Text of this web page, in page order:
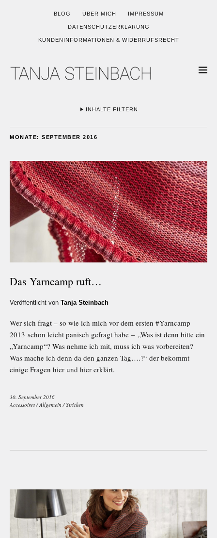
BLOG ÜBER MICH IMPRESSUM
DATENSCHUTZERKLÄRUNG
KUNDENINFORMATIONEN & WIDERRUFSRECHT
INHALTE FILTERN
MONATE: SEPTEMBER 2016
Das Yarncamp ruft…
Veröffentlicht von Tanja Steinbach
Wer sich fragt – so wie ich mich vor dem ersten #Yarncamp
2013 schon leicht panisch gefragt habe – „Was ist denn bitte ein
„Yarncamp“? Was nehme ich mit, muss ich was vorbereiten?
Was mache ich denn da den ganzen Tag….?“ der bekommt
einige Fragen hier und hier erklärt.
30. September 2016
Accessoires/Allgemein /Stricken